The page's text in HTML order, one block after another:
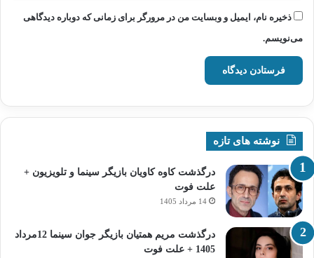
ذخیره نام، ایمیل و وبسایت من در مرورگر برای زمانی که دوباره دیدگاهی
می‌نویسم.
نوشته های تازه
درگذشت کاوه کاویان بازیگر سینما و تلویزیون +
علت فوت
14 مرداد 1405
درگذشت مریم همتیان بازیگر جوان سینما 12مرداد
1405 + علت فوت